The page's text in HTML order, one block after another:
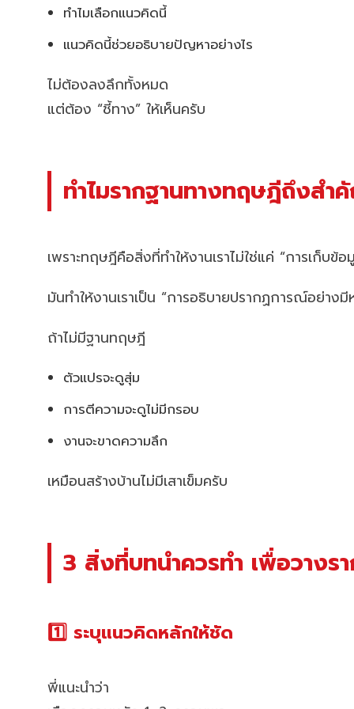
ทำไมเลือกแนวคิดนี้
แนวคิดนี้ช่วยอธิบายปัญหาอย่างไร
ไม่ต้องลงลึกทั้งหมด
แต่ต้อง “ชี้ทาง” ให้เห็นครับ
ทำไมรากฐานทางทฤษฎีถึงสำ
เพราะทฤษฎีคือสิ่งที่ทำให้งานเราไม่ใช่แค่ “การเก็บข้อ
มันทำให้งานเราเป็น “การอธิบายปรากฏการณ์อย่างมี
ถ้าไม่มีฐานทฤษฎี
ตัวแปรจะดูสุ่ม
การตีความจะดูไม่มีกรอบ
งานจะขาดความลึก
เหมือนสร้างบ้านไม่มีเสาเข็มครับ
3 สิ่งที่บทนำควรทำ เพื่อวางร
1️⃣ ระบุแนวคิดหลักให้ชัด
พี่แนะนำว่า